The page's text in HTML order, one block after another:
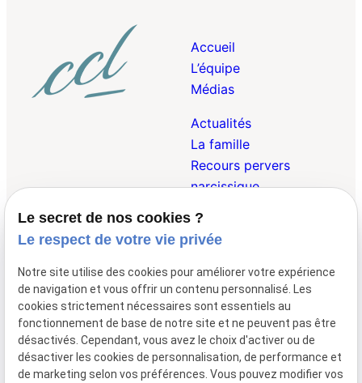
Accueil
L’équipe
Médias
Actualités
La famille
Recours pervers
narcissique
Droit Pénal de la
Famille
Droit Internationnal et
Européen de la Famille
01 47 23 69 00
148 avenue de
Le secret de nos cookies ?
Le respect de votre vie privée
Notre site utilise des cookies pour améliorer votre expérience
de navigation et vous offrir un contenu personnalisé. Les
cookies strictement nécessaires sont essentiels au
fonctionnement de base de notre site et ne peuvent pas être
désactivés. Cependant, vous avez le choix d'activer ou de
désactiver les cookies de personnalisation, de performance et
de marketing selon vos préférences. Vous pouvez modifier vos